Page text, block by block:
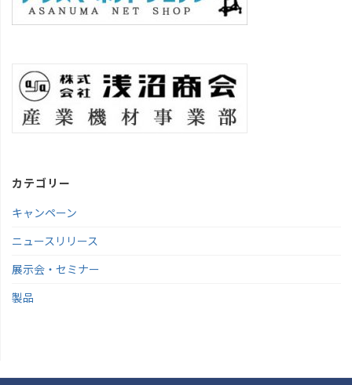
カテゴリー
キャンペーン
ニュースリリース
展示会・セミナー
製品